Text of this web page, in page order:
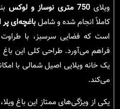
ویلای 750 متری نوساز و لوکس
کاملاً انجام شده و شاملباغچه‌ای پر
است که فضایی سرسبز، با
فراهم می‌آورد. طراحی کلی این
یک خانه ویلایی اصیل شمالی با
می‌کند.
یکی از ویژگی‌های ممتاز این باغ ویلا،